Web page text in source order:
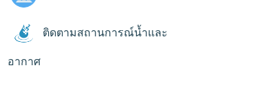
ติดตามสถานการณ์น้ำและ
อากาศ